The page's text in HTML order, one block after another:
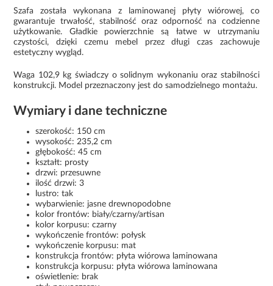
Szafa została wykonana z laminowanej płyty wiórowej, co
gwarantuje trwałość, stabilność oraz odporność na codzienne
użytkowanie. Gładkie powierzchnie są łatwe w utrzymaniu
czystości, dzięki czemu mebel przez długi czas zachowuje
estetyczny wygląd.
Waga 102,9 kg świadczy o solidnym wykonaniu oraz stabilności
konstrukcji. Model przeznaczony jest do samodzielnego montażu.
Wymiary i dane techniczne
szerokość: 150 cm
wysokość: 235,2 cm
głębokość: 45 cm
kształt: prosty
drzwi: przesuwne
ilość drzwi: 3
lustro: tak
wybarwienie: jasne drewnopodobne
kolor frontów: biały/czarny/artisan
kolor korpusu: czarny
wykończenie frontów: połysk
wykończenie korpusu: mat
konstrukcja frontów: płyta wiórowa laminowana
konstrukcja korpusu: płyta wiórowa laminowana
oświetlenie: brak